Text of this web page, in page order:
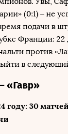
(0:1) – не
подачи в
Франции: 22
против
в
«Гавр»
году: 30